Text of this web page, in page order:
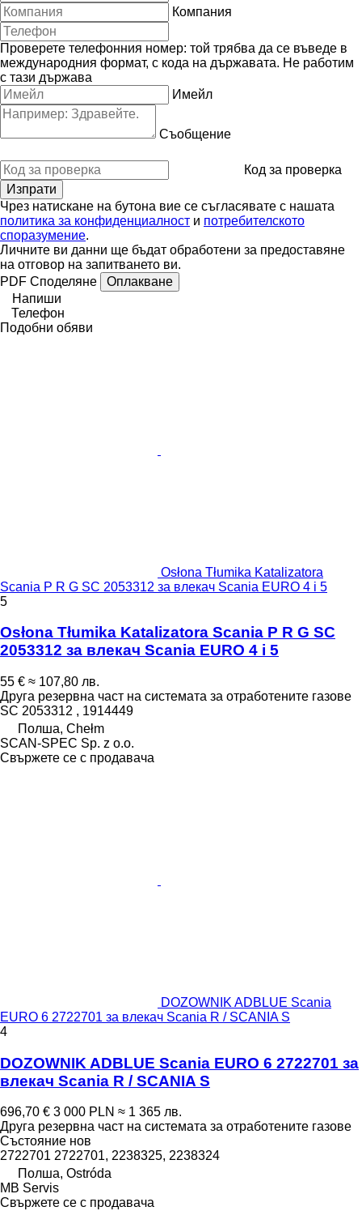
Компания
Проверете телефонния номер: той трябва да се въведе в
международния формат, с кода на държавата. Не работим
с тази държава
Имейл
Съобщение
Код за проверка
Чрез натискане на бутона вие се съгласявате с нашата
политика за конфиденциалност и потребителското
споразумение.
Личните ви данни ще бъдат обработени за предоставяне
на отговор на запитването ви.
PDF Споделяне
Оплакване
Напиши
Телефон
Подобни обяви
Osłona Tłumika Katalizatora
Scania P R G SC 2053312 за влекач Scania EURO 4 i 5
5
Osłona Tłumika Katalizatora Scania P R G SC
2053312 за влекач Scania EURO 4 i 5
55 € ≈ 107,80 лв.
Друга резервна част на системата за отработените газове
SC 2053312 , 1914449
Полша, Chełm
SCAN-SPEC Sp. z o.o.
Свържете се с продавача
DOZOWNIK ADBLUE Scania
EURO 6 2722701 за влекач Scania R / SCANIA S
4
DOZOWNIK ADBLUE Scania EURO 6 2722701 за
влекач Scania R / SCANIA S
696,70 € 3 000 PLN ≈ 1 365 лв.
Друга резервна част на системата за отработените газове
Състояние нов
2722701 2722701, 2238325, 2238324
Полша, Ostróda
MB Servis
Свържете се с продавача